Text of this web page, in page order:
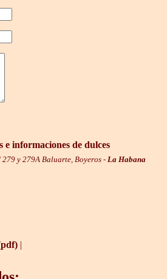
informaciones de dulces
y 279A Baluarte, Boyeros - La Habana
|